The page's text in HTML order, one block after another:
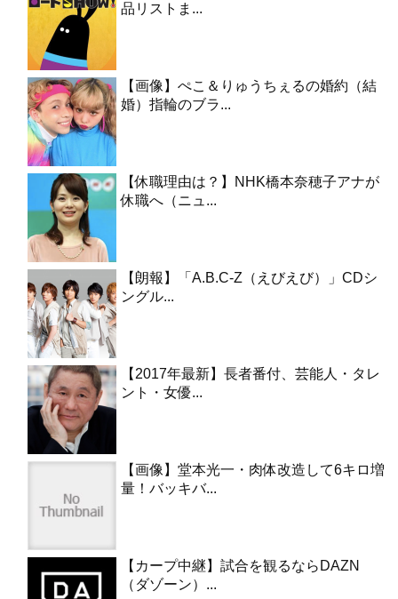
品リストま...
【画像】ぺこ＆りゅうちぇるの婚約（結
婚）指輪のブラ...
【休職理由は？】NHK橋本奈穂子アナが
休職へ（ニュ...
【朗報】「A.B.C-Z（えびえび）」CDシ
ングル...
【2017年最新】長者番付、芸能人・タレ
ント・女優...
【画像】堂本光一・肉体改造して6キロ増
量！バッキバ...
【カープ中継】試合を観るならDAZN
（ダゾーン）...